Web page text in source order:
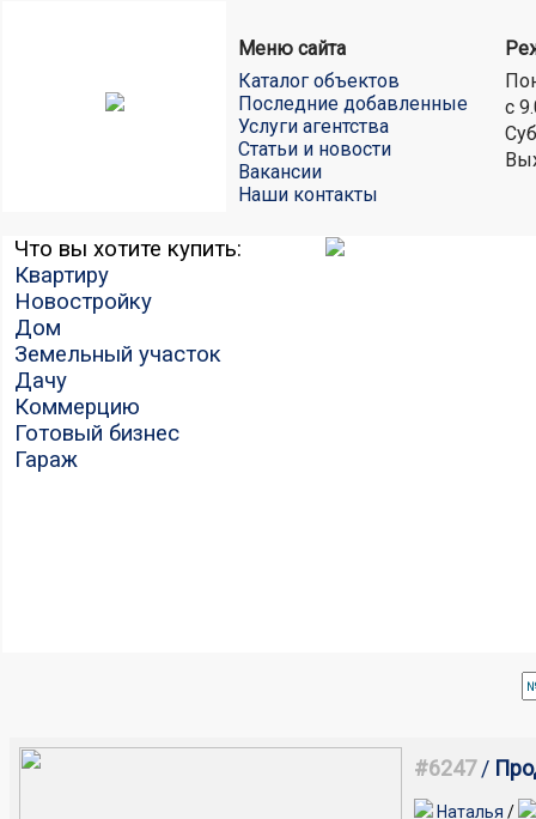
Меню сайта
Каталог объектов
Последние добавленные
Услуги агентства
Статьи и новости
Вакансии
Наши контакты
с
Что вы хотите купить:
Квартиру
Новостройку
Дом
Земельный участок
Дачу
Коммерцию
Готовый бизнес
Гараж
#6247/
Наталья /